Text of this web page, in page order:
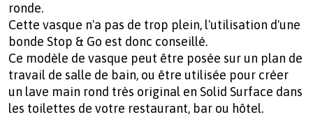
ronde.
Cette vasque n'a pas de trop plein, l'utilisation d'une
bonde Stop & Go est donc conseillé.
Ce modèle de vasque peut être posée sur un plan de
travail de salle de bain, ou être utilisée pour créer
un lave main rond très original en Solid Surface dans
les toilettes de votre restaurant, bar ou hôtel.